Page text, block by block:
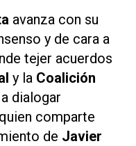
avanza con su
y de cara a
tejer acuerdos
y la Coalición
dialogar
comparte
de Javier